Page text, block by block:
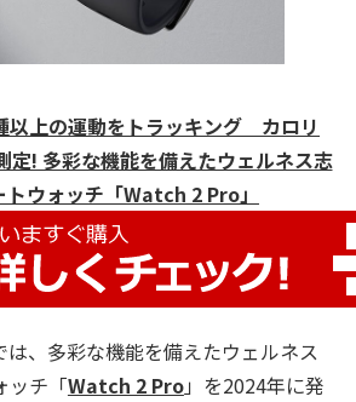
以上の運動をトラッキング カロリ
定! 多彩な機能を備えたウェルネス志
トウォッチ「Watch 2 Pro」
は、多彩な機能を備えたウェルネス
ッチ「Watch 2 Pro」を2024年に発